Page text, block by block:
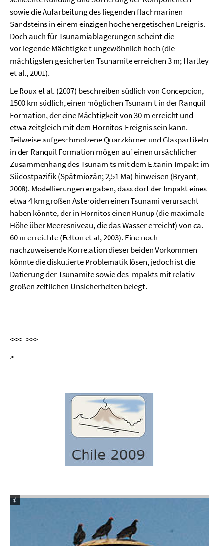
sowie die Aufarbeitung des liegenden flachmarinen
Sandsteins in einem einzigen hochenergetischen Ereignis.
Doch auch für Tsunamiablagerungen scheint die
vorliegende Mächtigkeit ungewöhnlich hoch (die
mächtigsten gesicherten Tsunamite erreichen 3 m; Hartley
et al., 2001).
Le Roux et al. (2007) beschreiben südlich von Concepcion,
1500 km südlich, einen möglichen Tsunamit in der Ranquil
Formation, der eine Mächtigkeit von 30 m erreicht und
etwa zeitgleich mit dem Hornitos-Ereignis sein kann.
Teilweise aufgeschmolzene Quarzkörner und Glaspartikeln
in der Ranquil Formation mögen auf einen ursächlichen
Zusammenhang des Tsunamits mit dem Eltanin-Impakt im
Südostpazifik (Spätmiozän; 2,51 Ma) hinweisen (Bryant,
2008). Modellierungen ergaben, dass dort der Impakt eines
etwa 4 km großen Asteroiden einen Tsunami verursacht
haben könnte, der in Hornitos einen Runup (die maximale
Höhe über Meeresniveau, die das Wasser erreicht) von ca.
60 m erreichte (Felton et al, 2003). Eine noch
nachzuweisende Korrelation dieser beiden Vorkommen
könnte die diskutierte Problematik lösen, jedoch ist die
Datierung der Tsunamite sowie des Impakts mit relativ
großen zeitlichen Unsicherheiten belegt.
<<< >>>
>